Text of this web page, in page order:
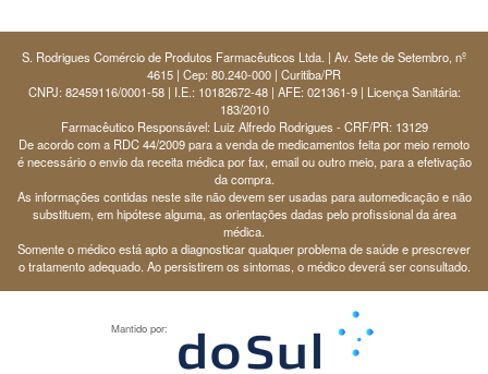
S. Rodrigues Comércio de Produtos Farmacêuticos Ltda. | Av. Sete de Setembro, nº
4615 | Cep: 80.240-000 | Curitiba/PR
CNPJ: 82459116/0001-58 | I.E.: 10182672-48 | AFE: 021361-9 | Licença Sanitária:
183/2010
Farmacêutico Responsável: Luiz Alfredo Rodrigues - CRF/PR: 13129
De acordo com a RDC 44/2009 para a venda de medicamentos feita por meio remoto
é necessário o envio da receita médica por fax, email ou outro meio, para a efetivação
da compra.
As informações contidas neste site não devem ser usadas para automedicação e não
substituem, em hipótese alguma, as orientações dadas pelo profissional da área
médica.
Somente o médico está apto a diagnosticar qualquer problema de saúde e prescrever
o tratamento adequado. Ao persistirem os sintomas, o médico deverá ser consultado.
Mantido por: